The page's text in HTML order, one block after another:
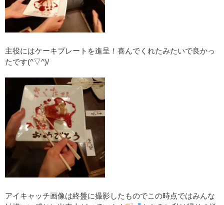
主役にはケーキプレートを進呈！喜んでくれたみたいで良かっ
たです(^▽^)/
アイキャッチ画像は終盤に撮影したものでこの時点ではみんな